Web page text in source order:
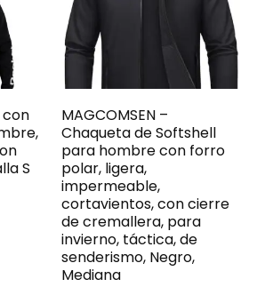
con
S
MAGCOMSEN –
Chaqueta de Softshell
para hombre con forro
polar, ligera,
impermeable,
cortavientos, con cierre
de cremallera, para
invierno, táctica, de
senderismo, Negro,
Mediana